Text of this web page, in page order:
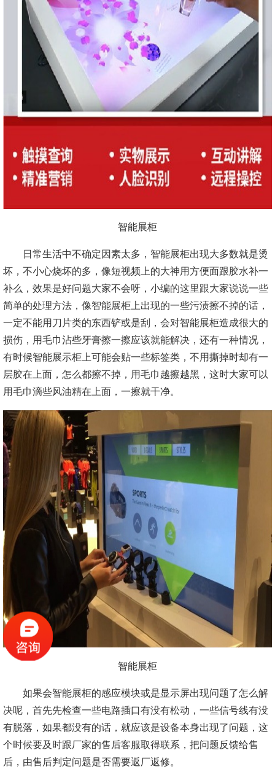
智能展柜
日常生活中不确定因素太多，智能展柜出现大多数就是烫
坏，不小心烧坏的多，像短视频上的大神用方便面跟胶水补一
补么，效果是好问题大家不会呀，小编的这里跟大家说说一些
简单的处理方法，像智能展柜上出现的一些污渍擦不掉的话，
一定不能用刀片类的东西铲或是刮，会对智能展柜造成很大的
损伤，用毛巾沾些牙膏擦一擦应该就能解决，还有一种情况，
有时候智能展示柜上可能会贴一些标签类，不用撕掉时却有一
层胶在上面，怎么都擦不掉，用毛巾越擦越黑，这时大家可以
用毛巾滴些风油精在上面，一擦就干净。
智能展柜
如果会智能展柜的感应模块或是显示屏出现问题了怎么解
决呢，首先先检查一些电路插口有没有松动，一些信号线有没
有脱落，如果都没有的话，就应该是设备本身出现了问题，这
个时候要及时跟厂家的售后客服取得联系，把问题反馈给售
后，由售后判定问题是否需要返厂返修。